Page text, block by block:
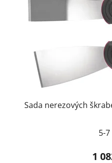
Sada nerezových
5-
1